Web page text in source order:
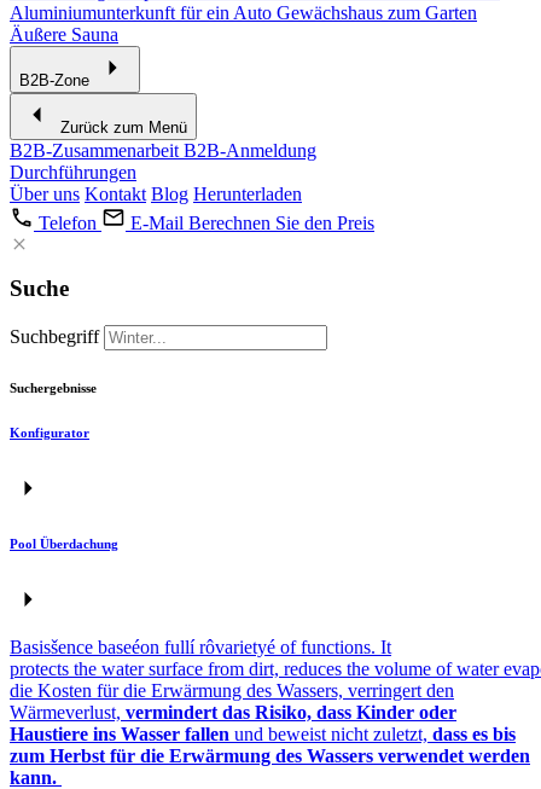
Aluminiumunterkunft für ein Auto Gewächshaus zum Garten
Äußere Sauna
B2B-Zone
Zurück zum Menü
B2B-Zusammenarbeit B2B-Anmeldung
Durchführungen
Über uns Kontakt Blog Herunterladen
Telefon
E-Mail Berechnen Sie den Preis
Suche
Suchbegriff
Suchergebnisse
Konfigurator
Pool Überdachung
Basisšence baseéon fullí rôvarietyé of functions. It
protects the water surface from dirt, reduces the volume of water
die Kosten für die Erwärmung des Wassers, verringert den
Wärmeverlust, vermindert das Risiko, dass Kinder oder
Haustiere ins Wasser fallen und beweist nicht zuletzt, dass es bis
zum Herbst für die Erwärmung des Wassers verwendet werden
kann.